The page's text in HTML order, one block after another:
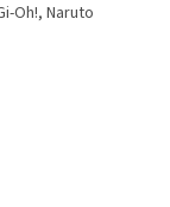
Oh!, Naruto